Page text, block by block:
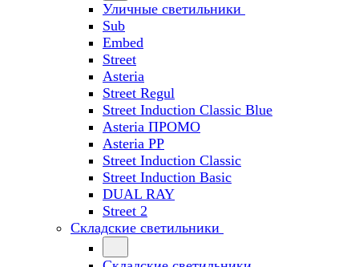
Уличные светильники
Sub
Embed
Street
Asteria
Street Regul
Street Induction Classic Blue
Asteria ПРОМО
Asteria PP
Street Induction Classic
Street Induction Basic
DUAL RAY
Street 2
Складские светильники